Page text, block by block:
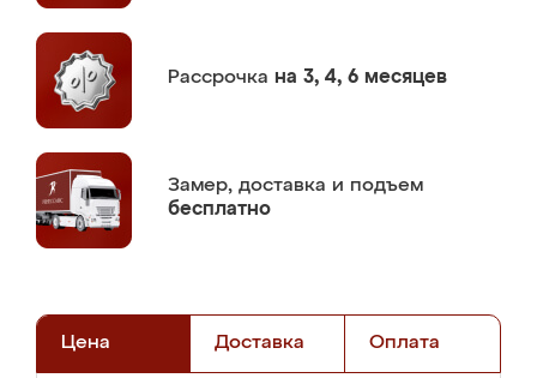
Рассрочка на 3, 4, 6 месяцев
Замер, доставка и подъем
бесплатно
Цена Доставка Оплата